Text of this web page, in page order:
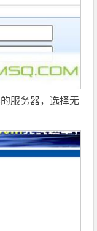
服务器，选择无